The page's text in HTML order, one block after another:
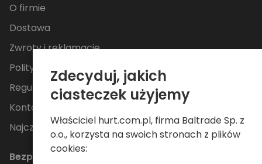
O firmie
Dostawa
Zwroty i reklamacje
Polityka Prywatności
Regulamin
Kontakt
Najczęściej zadawane pytania
Bezpieczne płatności
Zdecyduj, jakich
ciasteczek użyjemy
Właściciel hurt.com.pl, firma Baltrade Sp. z
o.o., korzysta na swoich stronach z plików
cookies: